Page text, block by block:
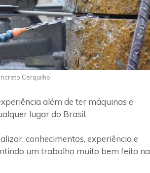
Cerquilho
além de ter máquinas e
lugar do Brasil.
conhecimentos, experiência e
um trabalho muito bem feito na